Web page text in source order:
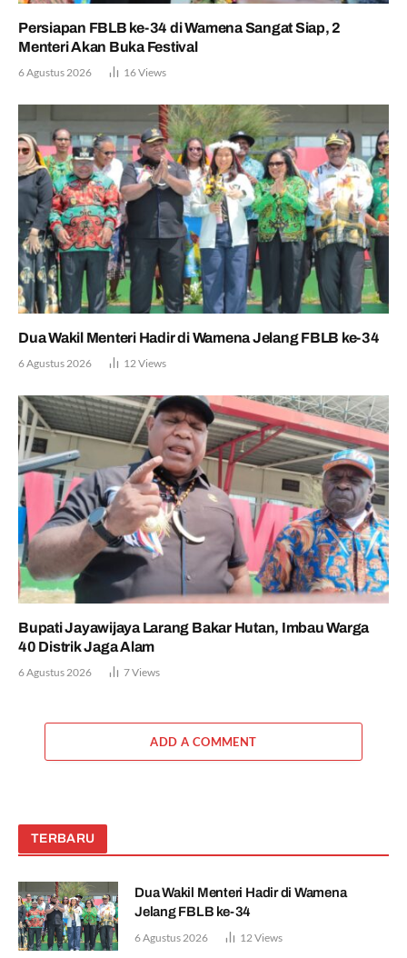
Persiapan FBLB ke-34 di Wamena Sangat Siap, 2
Menteri Akan Buka Festival
6 Agustus 2026 16Views
Dua Wakil Menteri Hadir di Wamena Jelang FBLB ke-34
6 Agustus 2026 12 Views
Bupati Jayawijaya Larang Bakar Hutan, Imbau Warga
40 Distrik Jaga Alam
6 Agustus 2026 7Views
ADD A COMMENT
TERBARU
Dua Wakil Menteri Hadir di Wamena
Jelang FBLB ke-34
6 Agustus 2026 12Views